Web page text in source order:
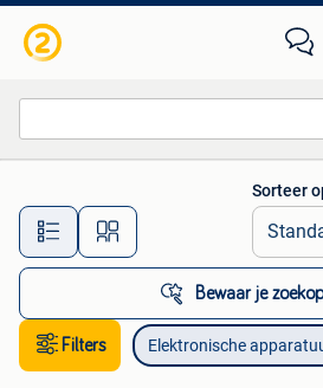
Alle afstanden…
Sorteer
Bewaar je
Filters Elektronische